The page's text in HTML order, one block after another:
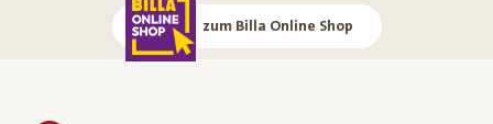
zum Billa Online Shop